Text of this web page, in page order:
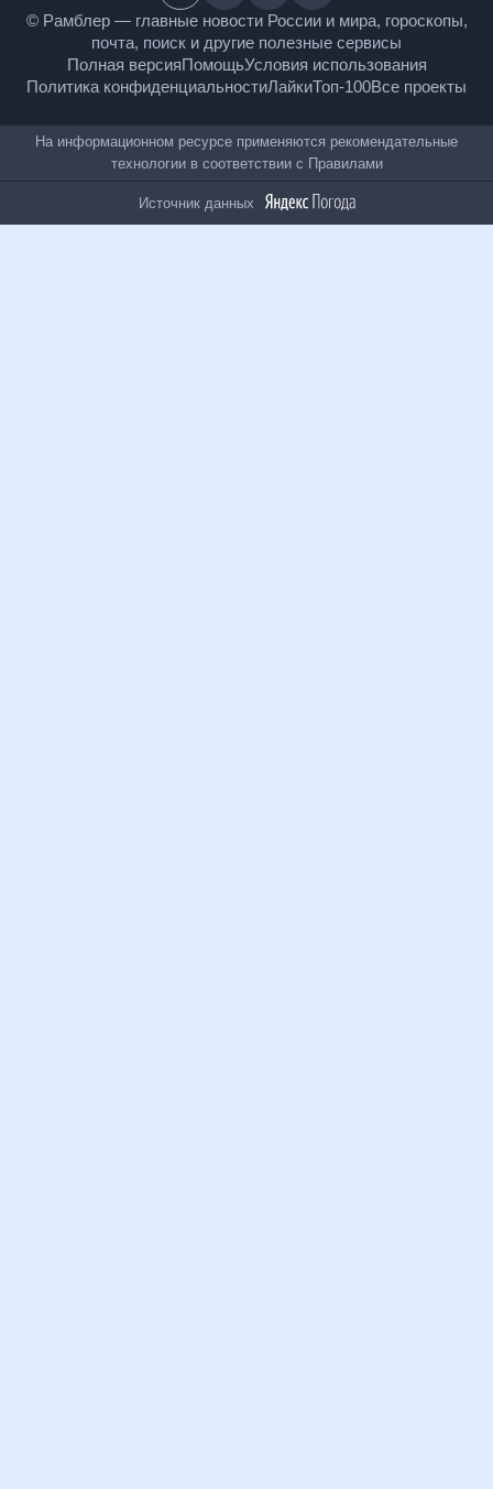
© Рамблер — главные новости России и мира,
Полная версияПомощьУсловия использования
Политика конфиденциальностиЛайкиТоп-100
Все проекты
18+
На информационном ресурсе применяются